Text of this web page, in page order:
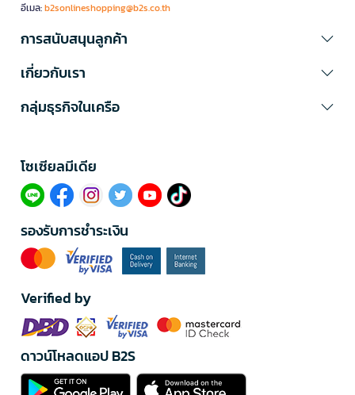
อีเมล:b2sonlineshopping@b2s.co.th
การสนับสนุนลูกค้า
เกี่ยวกับเรา
กลุ่มธุรกิจในเครือ
โซเซียลมีเดีย​
รองรับการชำระเงิน
Verified by
ดาวน์โหลดแอป B2S